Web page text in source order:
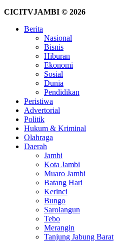
CICITVJAMBI © 2026
Berita
Nasional
Bisnis
Hiburan
Ekonomi
Sosial
Dunia
Pendidikan
Peristiwa
Advertorial
Politik
Hukum & Kriminal
Olahraga
Daerah
Jambi
Kota Jambi
Muaro Jambi
Batang Hari
Kerinci
Bungo
Sarolangun
Tebo
Merangin
Tanjung Jabung Barat